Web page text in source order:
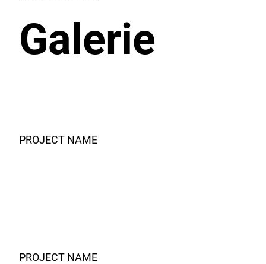
Galerie
PROJECT NAME
PROJECT NAME